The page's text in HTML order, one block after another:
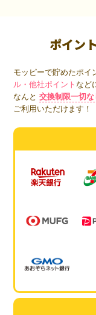
ポイン
モッピーで貯めたポイ
ル・他社ポイントなど
なんと 交換制限一切な
ご利用いただけます！